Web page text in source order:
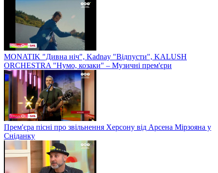
MONATIK "Дивна ніч", Kadnay "Відпусти", KALUSH
ORCHESTRA "Нумо, козаки" – Музичні прем'єри
Прем'єра пісні про звільнення Херсону від Арсена Мірзояна у
Сніданку